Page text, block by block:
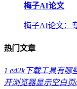
梅子AI论文
梅子AI论文：
热门文章
1 ed2k下载工具有哪
开浏览器显示空白页